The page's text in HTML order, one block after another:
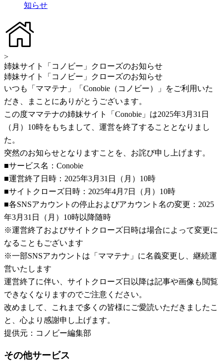
知らせ
>
姉妹サイト「コノビー」クローズのお知らせ
姉妹サイト「コノビー」クローズのお知らせ
いつも「ママテナ」「Conobie（コノビー）」をご利用いた
だき、まことにありがとうございます。
この度ママテナの姉妹サイト「Conobie」は2025年3月31日
（月）10時をもちまして、運営を終了することとなりまし
た。
突然のお知らせとなりますことを、お詫び申し上げます。
■サービス名：Conobie
■運営終了日時：2025年3月31日（月）10時
■サイトクローズ日時：2025年4月7日（月）10時
■各SNSアカウントの停止およびアカウント名の変更：2025
年3月31日（月）10時以降随時
※運営終了およびサイトクローズ日時は場合によって変更に
なることもございます
※一部SNSアカウントは「ママテナ」に名義変更し、継続運
営いたします
運営終了に伴い、サイトクローズ日以降は記事や画像も閲覧
できなくなりますのでご注意ください。
改めまして、これまで多くの皆様にご愛読いただきましたこ
と、心より感謝申し上げます。
提供元：コノビー編集部
その他サービス